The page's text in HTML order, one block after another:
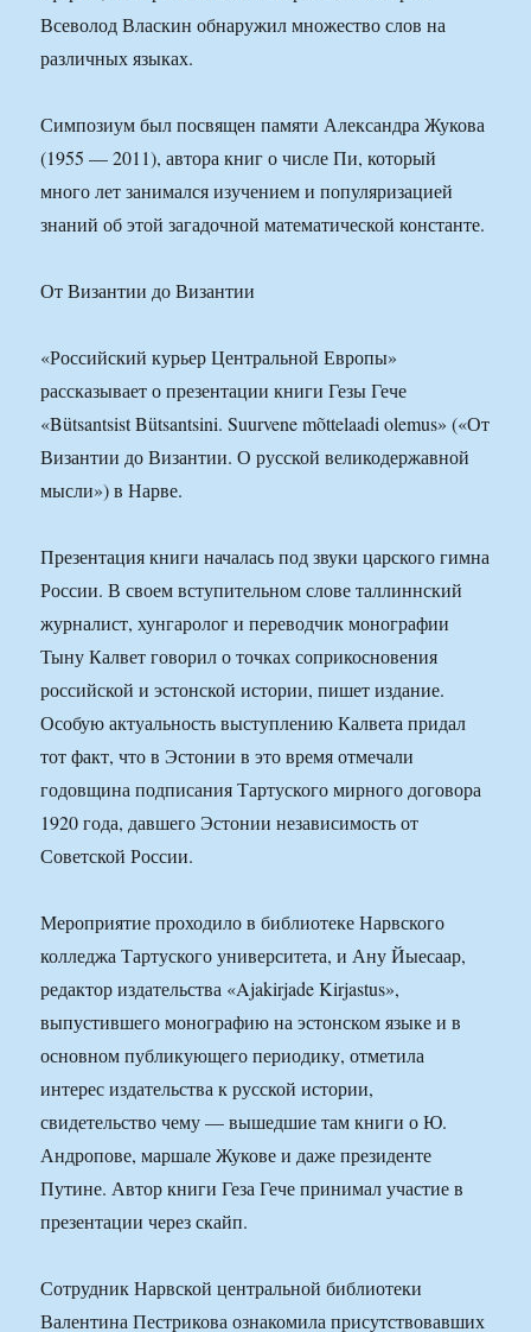
Всеволод Власкин обнаружил множество слов на
различных языках.
Симпозиум был посвящен памяти Александра Жукова
(1955 — 2011), автора книг о числе Пи, который
много лет занимался изучением и популяризацией
знаний об этой загадочной математической константе.
От Византии до Византии
«Российский курьер Центральной Европы»
рассказывает о презентации книги Гезы Гече
«Bütsantsist Bütsantsini. Suurvene mõttelaadi olemus» («От
Византии до Византии. О русской великодержавной
мысли») в Нарве.
Презентация книги началась под звуки царского гимна
России. В своем вступительном слове таллиннский
журналист, хунгаролог и переводчик монографии
Тыну Калвет говорил о точках соприкосновения
российской и эстонской истории, пишет издание.
Особую актуальность выступлению Калвета придал
тот факт, что в Эстонии в это время отмечали
годовщина подписания Тартуского мирного договора
1920 года, давшего Эстонии независимость от
Советской России.
Мероприятие проходило в библиотеке Нарвского
колледжа Тартуского университета, и Ану Йыесаар,
редактор издательства «Ajakirjade Kirjastus»,
выпустившего монографию на эстонском языке и в
основном публикующего периодику, отметила
интерес издательства к русской истории,
свидетельство чему — вышедшие там книги о Ю.
Андропове, маршале Жукове и даже президенте
Путине. Автор книги Геза Гече принимал участие в
презентации через скайп.
Сотрудник Нарвской центральной библиотеки
Валентина Пестрикова ознакомила присутствовавших